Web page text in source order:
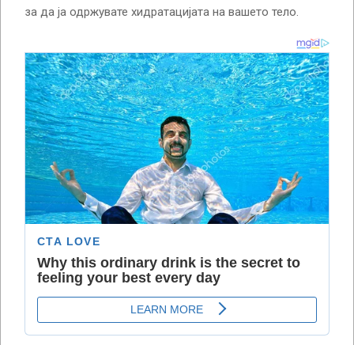
за да ја одржувате хидратацијата на вашето тело.